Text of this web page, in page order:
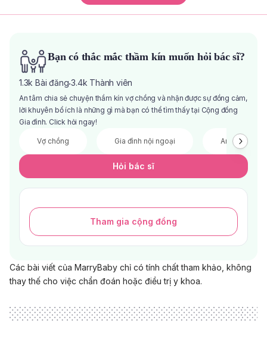
Bạn có thắc mắc thầm kín muốn hỏi bác sĩ?
1.3k Bài đăng·3.4k Thành viên
An tâm chia sẻ chuyện thầm kín vợ chồng và nhận được sự đồng cảm,
lời khuyên bổ ích là những gì mà bạn có thể tìm thấy tại Cộng đồng
Gia đình. Click hỏi ngay!
Vợ chồng Gia đình nội ngoại Anh chị em
Hỏi bác sĩ
Tham gia cộng đồng
Các bài viết của MarryBaby chỉ có tính chất tham khảo, không
thay thế cho việc chẩn đoán hoặc điều trị y khoa.